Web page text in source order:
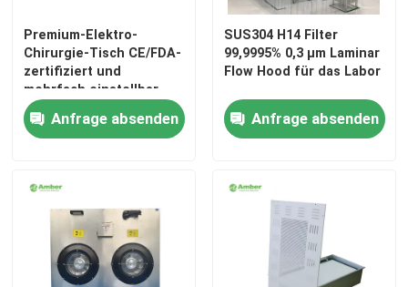
Premium-Elektro-
Chirurgie-Tisch CE/FDA-
zertifiziert und
mehrfach einstellbar
Anfrage absenden
SUS304 H14 Filter
99,9995% 0,3 μm Laminar
Flow Hood für das Labor
Anfrage absenden